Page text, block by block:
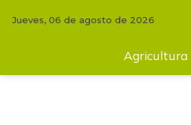
Marihuana pero
Jueves, 06 de agosto de 2026
Agricultura